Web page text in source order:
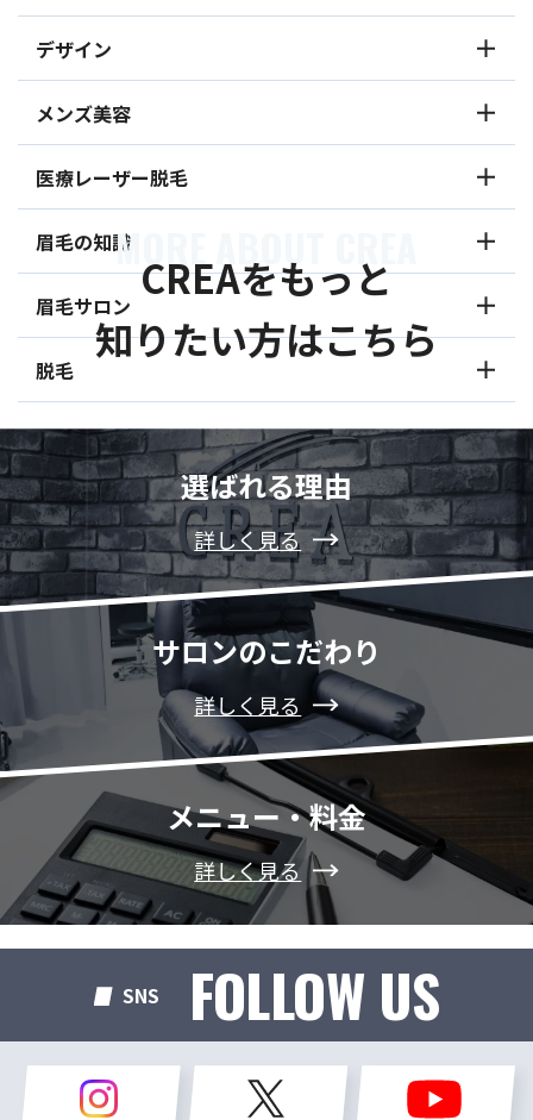
デザイン
メンズ美容
医療レーザー脱毛
眉毛の知識
眉毛サロン
脱毛
MORE ABOUT CREA
CREAをもっと
知りたい方はこちら
選ばれる理由
詳しく見る
サロンのこだわり
詳しく見る
メニュー・料金
詳しく見る
SNS FOLLOW US